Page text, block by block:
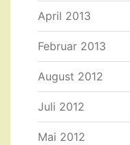
April 2013
Februar 2013
August 2012
Juli 2012
Mai 2012